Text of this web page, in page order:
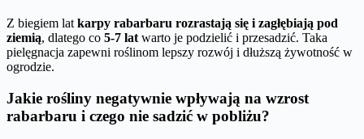
Z biegiem lat karpy rabarbaru rozrastają się i zagłębiają pod
ziemią, dlatego co 5-7 lat warto je podzielić i przesadzić. Taka
pielęgnacja zapewni roślinom lepszy rozwój i dłuższą żywotność w
ogrodzie.
Jakie rośliny negatywnie wpływają na wzrost
rabarbaru i czego nie sadzić w pobliżu?